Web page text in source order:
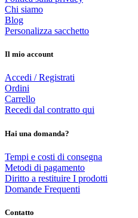
Chi siamo
Blog
Personalizza sacchetto
Il mio account
Accedi / Registrati
Ordini
Carrello
Recedi dal contratto qui
Hai una domanda?
Tempi e costi di consegna
Metodi di pagamento
Diritto a restituire I prodotti
Domande Frequenti
Contatto